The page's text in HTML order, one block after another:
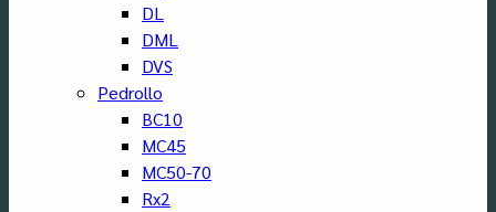
DL
DML
DVS
Pedrollo
BC10
MC45
MC50-70
Rx2